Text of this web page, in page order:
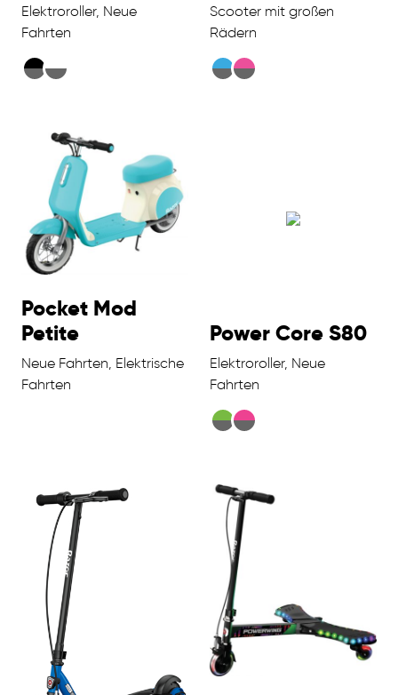
Elektroroller, Neue
Fahrten
Scooter mit großen
Rädern
Pocket Mod
Petite
Neue Fahrten, Elektrische
Fahrten
Power Core S80
Elektroroller, Neue
Fahrten